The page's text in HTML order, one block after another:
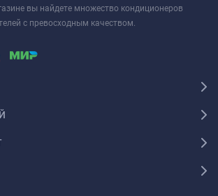
вы найдете множество кондиционеров
с превосходным качеством.